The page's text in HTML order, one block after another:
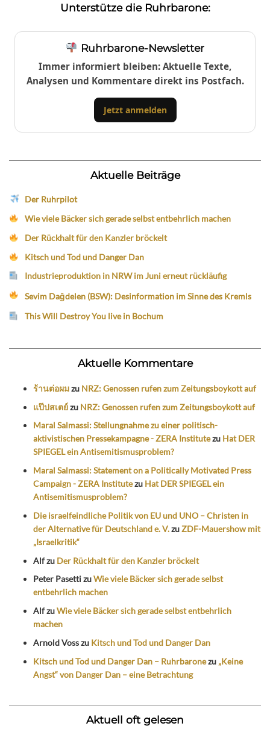
Unterstütze die Ruhrbarone:
Ruhrbarone-Newsletter
Immer informiert bleiben: Aktuelle Texte,
Analysen und Kommentare direkt ins Postfach.
Jetzt anmelden
Aktuelle Beiträge
Der Ruhrpilot
Wie viele Bäcker sich gerade selbst entbehrlich machen
Der Rückhalt für den Kanzler bröckelt
Kitsch und Tod und Danger Dan
Industrieproduktion in NRW im Juni erneut rückläufig
Sevim Dağdelen (BSW): Desinformation im Sinne des Kremls
This Will Destroy You live in Bochum
Aktuelle Kommentare
ร้านต่อผมzu NRZ: Genossen rufen zum Zeitungsboykott auf
แป๊ปสเตย์zu NRZ: Genossen rufen zum Zeitungsboykott auf
Maral Salmassi: Stellungnahme zu einer politisch-
aktivistischen Pressekampagne - ZERA Institutezu Hat DER
SPIEGEL ein Antisemitismusproblem?
Maral Salmassi: Statement on a Politically Motivated Press
Campaign - ZERA Institutezu Hat DER SPIEGEL ein
Antisemitismusproblem?
Die israelfeindliche Politik von EU und UNO – Christen in
der Alternative für Deutschland e. V.zuZDF-Mauershow mit
„Israelkritik“
Alfzu Der Rückhalt für den Kanzler bröckelt
Peter PasettizuWie viele Bäcker sich gerade selbst
entbehrlich machen
AlfzuWie viele Bäcker sich gerade selbst entbehrlich
machen
Arnold Vosszu Kitsch und Tod und Danger Dan
Kitsch und Tod und Danger Dan – Ruhrbaronezu „Keine
Angst“ von Danger Dan – eine Betrachtung
Aktuell oft gelesen